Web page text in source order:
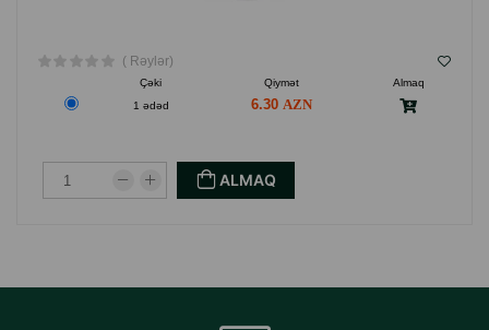
( Rəylər)
Çəki Qiymət
Almaq
1 ədəd
6.30
ALMAQ